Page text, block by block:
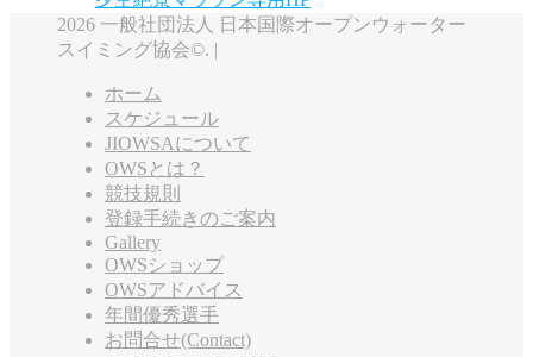
2026 一般社団法人 日本国際オープンウォーター
スイミング協会©. |
ホーム
スケジュール
JIOWSAについて
OWSとは？
競技規則
登録手続きのご案内
Gallery
OWSショップ
OWSアドバイス
年間優秀選手
お問合せ(Contact)